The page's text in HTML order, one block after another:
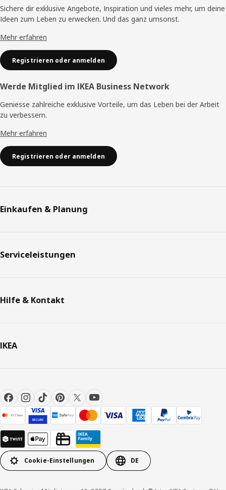
Sichere dir exklusive Angebote, Inspiration und vieles mehr, um deine
Ideen zum Leben zu erwecken. Und das ganz umsonst.
Mehr erfahren
Registrieren oder anmelden
Werde Mitglied im IKEA Business Network
Geniesse zahlreiche exklusive Vorteile, um das Leben bei der Arbeit
zu verbessern.
Mehr erfahren
Registrieren oder anmelden
Einkaufen & Planung
Serviceleistungen
Hilfe & Kontakt
IKEA
Cookie-Einstellungen DE